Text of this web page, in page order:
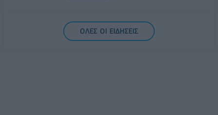
ΟΛΕΣ ΟΙ ΕΙΔΗΣΕΙΣ